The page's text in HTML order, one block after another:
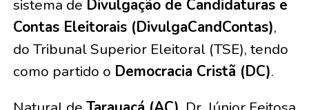
sistema de Divulgação de Candidaturas e
Contas Eleitorais (DivulgaCandContas),
do Tribunal Superior Eleitoral (TSE), tendo
como partido o Democracia Cristã (DC).